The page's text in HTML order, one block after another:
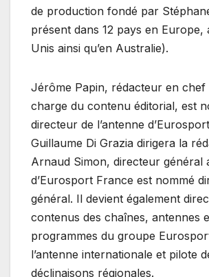
de production fondé par
présent dans 12 pays en Europe,
Unis ainsi qu’en Australie).
Jérôme Papin, rédacteur en chef
charge du contenu éditorial, est
directeur de l’antenne
Guillaume Di Grazia dirigera la
Arnaud Simon, directeur général
d’Eurosport France est nommé
général. Il devient également
contenus des chaînes, antennes
programmes du groupe
l’antenne internationale et pilote
déclinaisons régionales.